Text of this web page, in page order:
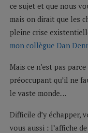
ce sujet et que nous
mais on dirait que les
pleine crise
mon collègue Dan
Mais ce n’est pas
préoccupant qu’il ne
le vaste monde…
Difficile d’y échapper,
vous aussi : l’affiche de